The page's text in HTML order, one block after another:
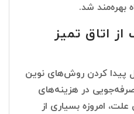
بهره‌مند شد.
اتاق تمیز
پیدا کردن روش‌های نوین
در هزینه‌های
امروزه بسیاری از